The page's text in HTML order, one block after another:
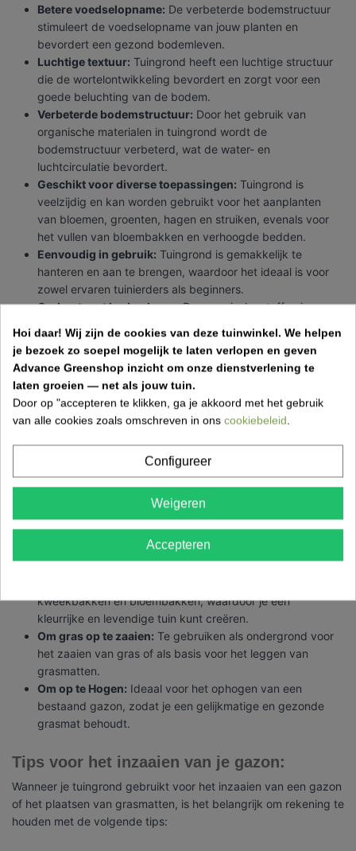
Betere voedselopname: De verbeterde bodemstructuur
stimuleert de voedselopname van jouw planten en
bevordert een gezond bodemleven.
Luchtige textuur: Tuingrond heeft een luchtige structuur
die de wortelontwikkeling bevordert en zorgt voor een
goede beluchting van de bodem.
Verbeterde bodemstructuur: Door het gebruik van
organische materialen in tuingrond wordt de
bodemstructuur verbeterd, wat de water- en
luchtcirculatie bevordert.
Geschikt voor diverse toepassingen: Tuingrond is
veelzijdig en kan worden gebruikt voor het aanplanten
van bloemen, groenten, hagen en struiken, evenals voor
het vullen van bloembakken en verhoogde bedden.
Eenvoudig in gebruik: Tuingrond is gemakkelijk te
hanteren en aan te brengen, waardoor het ideaal is voor
zowel ervaren tuinierders als beginners.
Ondersteunt bodemleven:De organische stoffen in
essentieel is voor de algehele gezondheid van de tuin.
Toepassingen van tuingrond
Tuingrond is zeer veelzijdig en kan voor verschillende
doeleinden worden gebruikt. Hier zijn enkele manieren waarop
In moestuin en in serres:Ideaal voor het kweken van
groenten en kruiden, waardoor je een gezonde oogst
Om in te zaaien:Perfect voor het zaaien van bloemen en
planten, zodat ze een sterke basis hebben om te
groeien.
kweekbakken en bloembakken, waardoor je een
kleurrijke en levendige tuin kunt creëren.
Om gras op te zaaien: Te gebruiken als ondergrond voor
het zaaien van gras of als basis voor het leggen van
grasmatten.
Om op te Hogen: Ideaal voor het ophogen van een
bestaand gazon, zodat je een gelijkmatige en gezonde
grasmat behoudt.
Tips voor het inzaaien van je gazon:
Wanneer je tuingrond gebruikt voor het inzaaien van een gazon
of het plaatsen van grasmatten, is het belangrijk om rekening te
houden met de volgende tips:
Hoi daar! Wij zijn de cookies van deze tuinwinkel. We helpen
je bezoek zo soepel mogelijk te laten verlopen en geven
Advance Greenshop inzicht om onze dienstverlening te
laten groeien — net als jouw tuin.
Door op "accepteren te klikken, ga je akkoord met het gebruik
van alle cookies zoals omschreven in ons cookiebeleid.
Configureer
Weigeren
Accepteren